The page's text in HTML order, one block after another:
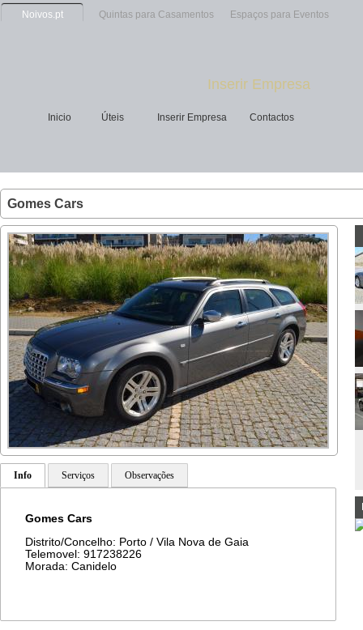
Inserir Empresa
Inicio Úteis Inserir Empresa Contactos
Noivos.pt Quintas para Casamentos Espaços para Eventos
Gomes Cars
Info Serviços Observações
Gomes Cars
Distrito/Concelho: Porto / Vila Nova de Gaia
Telemovel: 917238226
Morada: Canidelo